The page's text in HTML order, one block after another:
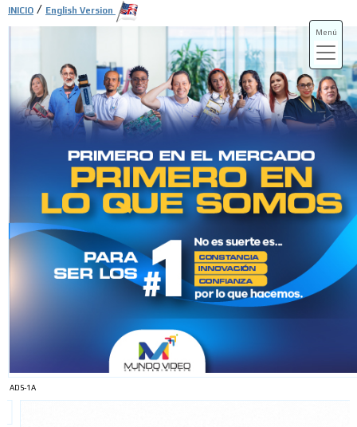
ADS-1A
Menú
INICIO / English Version
ADS-3A